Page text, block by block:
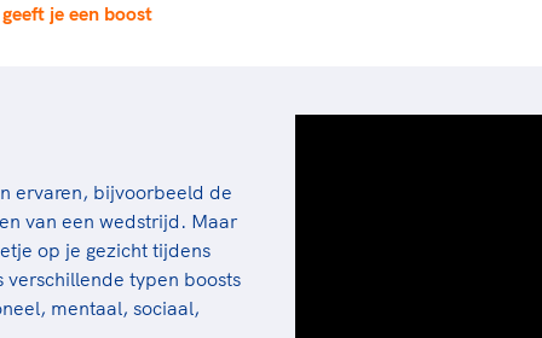
je een boost
ervaren, bijvoorbeeld de
van een wedstrijd. Maar
op je gezicht tijdens
typen boosts
mentaal, sociaal,